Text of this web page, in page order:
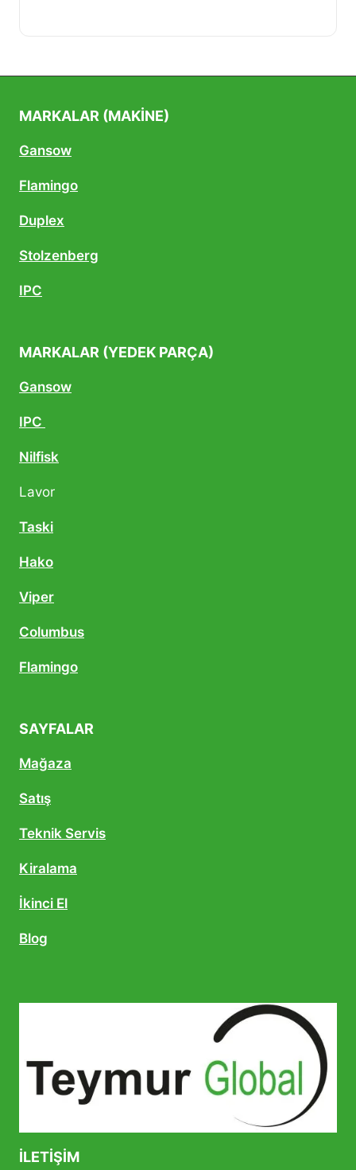
MARKALAR (MAKINE)
Gansow
Flamingo
Duplex
Stolzenberg
IPC
MARKALAR (YEDEK PARÇA)
Gansow
IPC
Nilfisk
Lavor
Taski
Hako
Viper
Columbus
Flamingo
SAYFALAR
Mağaza
Satış
Teknik Servis
Kiralama
İkinci El
Blog
İLETIŞIM